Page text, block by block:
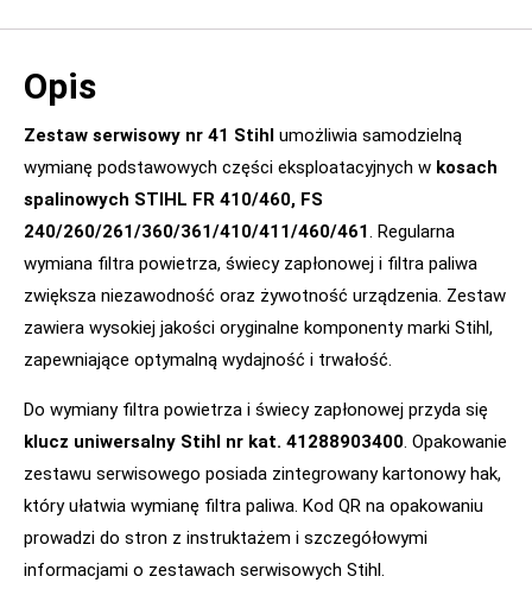
Opis
Zestaw serwisowy nr 41 Stihl umożliwia samodzielną
wymianę podstawowych części eksploatacyjnych w kosach
spalinowych STIHL FR 410/460, FS
240/260/261/360/361/410/411/460/461. Regularna
wymiana filtra powietrza, świecy zapłonowej i filtra paliwa
zwiększa niezawodność oraz żywotność urządzenia. Zestaw
zawiera wysokiej jakości oryginalne komponenty marki Stihl,
zapewniające optymalną wydajność i trwałość.
Do wymiany filtra powietrza i świecy zapłonowej przyda się
klucz uniwersalny Stihl nr kat. 41288903400. Opakowanie
zestawu serwisowego posiada zintegrowany kartonowy hak,
który ułatwia wymianę filtra paliwa. Kod QR na opakowaniu
prowadzi do stron z instruktażem i szczegółowymi
informacjami o zestawach serwisowych Stihl.